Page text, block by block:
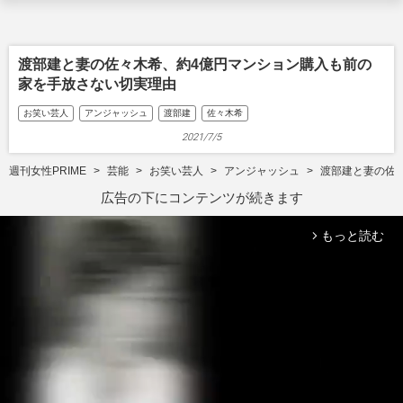
渡部建と妻の佐々木希、約4億円マンション購入も前の
家を手放さない切実理由
お笑い芸人 アンジャッシュ 渡部建 佐々木希
2021/7/5
週刊女性PRIME 芸能 お笑い芸人 アンジャッシュ 渡部建と妻の佐
広告の下にコンテンツが続きます
arrow_forward_ios もっと読む